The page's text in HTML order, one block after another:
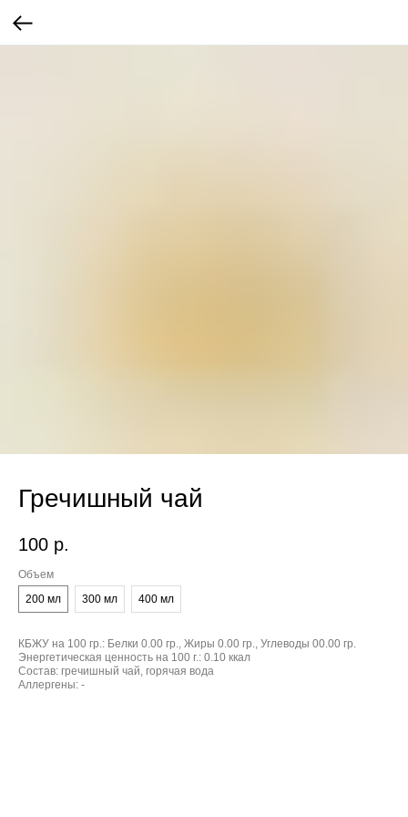
Гречишный чай
100 р.
Объем
200 мл
300 мл 400 мл
КБЖУ на 100 гр.: Белки 0.00 гр., Жиры 0.00 гр., Углеводы 00.00 гр.
Энергетическая ценность на 100 г.: 0.10 ккал
Состав: гречишный чай, горячая вода
Аллергены: -